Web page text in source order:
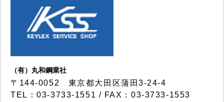
（有）丸和鋼業社
〒144-0052 東京都大田区蒲田3-24-4
TEL：03-3733-1551 / FAX：03-3733-1553